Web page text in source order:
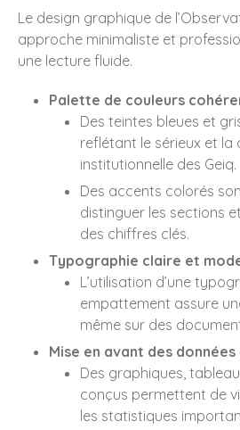
mars
avril
juin
mars
juin
mai
avril
juin
Le design graphique de
approche minimaliste et
une lecture fluide.
Palette de couleurs
Des teintes bleues et
reflétant le sérieux et la
institutionnelle des Geiq.
Des accents colorés
distinguer les sections
des chiffres clés.
Typographie claire et
L’utilisation d’une
empattement assure
même sur des
Mise en avant des données
Des graphiques,
conçus permettent de
les statistiques